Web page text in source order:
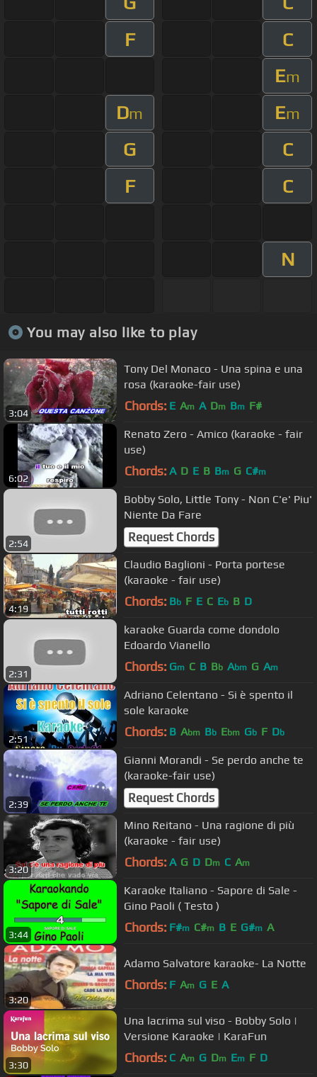
F
C
Em
Dm Em
G
C
F
C
N
You may also like to play
3:04
Tony Del Monaco - Una spina e una
rosa (karaoke-fair use)
Chords: E Am A Dm Bm F#
6:02
Renato Zero - Amico (karaoke - fair
use)
Chords: A D E B Bm G C#m
2:54
Bobby Solo, Little Tony - Non C'e' Piu'
Niente Da Fare
Request Chords
4:19
Claudio Baglioni - Porta portese
(karaoke - fair use)
Chords: Bb F E C Eb B D
2:31
karaoke Guarda come dondolo
Edoardo Vianello
Chords: Gm C B Bb Abm G Am
2:51
Adriano Celentano - Si è spento il
sole karaoke
Chords: B Abm Bb Ebm Gb F Db
2:39
Gianni Morandi - Se perdo anche te
(karaoke-fair use)
Request Chords
3:20
Mino Reitano - Una ragione di più
(karaoke - fair use)
Chords: A G D Dm C Am
3:44
Karaoke Italiano - Sapore di Sale -
Gino Paoli ( Testo )
Chords: F#m C#m B E G#m A
3:20
Adamo Salvatore karaoke- La Notte
Chords: F Am G E A
3:30
Una lacrima sul viso - Bobby Solo |
Versione Karaoke | KaraFun
Chords: C Am G Dm Em F D